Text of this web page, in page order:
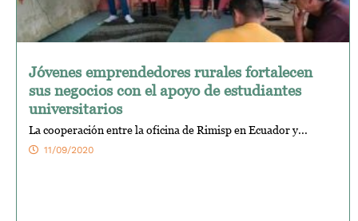
Jóvenes emprendedores rurales fortalecen
sus negocios con el apoyo de estudiantes
universitarios
La cooperación entre la oficina de Rimisp en Ecuador y...
11/09/2020